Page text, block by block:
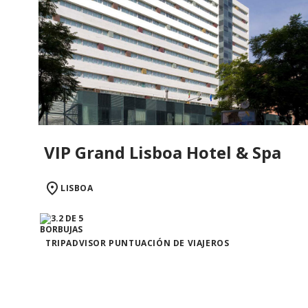
VIP Grand Lisboa Hotel & Spa
LISBOA
TRIPADVISOR PUNTUACIÓN DE VIAJEROS